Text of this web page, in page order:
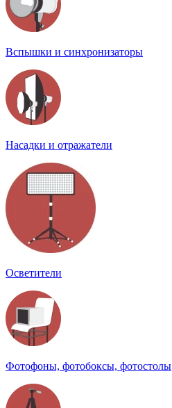
Вспышки и синхронизаторы
Насадки и отражатели
Осветители
Фотофоны, фотобоксы, фотостолы